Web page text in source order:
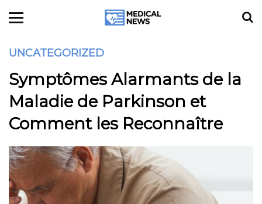
UNCATEGORIZED
Symptômes Alarmants de la
Maladie de Parkinson et
Comment les Reconnaître